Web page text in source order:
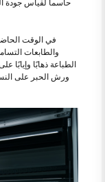
حاسماً لقياس جودة
في الوقت
والطابعات
الطباعة ذهابًا
ورش الحبر على